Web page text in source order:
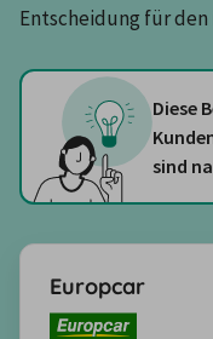
Entscheidung für
Diese
sind
Europcar